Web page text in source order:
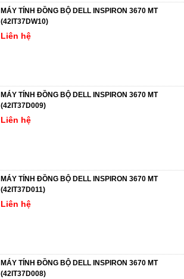
MÁY TÍNH ĐỒNG BỘ DELL INSPIRON 3670 MT
(42IT37DW10)
Liên hệ
MÁY TÍNH ĐỒNG BỘ DELL INSPIRON 3670 MT
(42IT37D009)
Liên hệ
MÁY TÍNH ĐỒNG BỘ DELL INSPIRON 3670 MT
(42IT37D011)
Liên hệ
MÁY TÍNH ĐỒNG BỘ DELL INSPIRON 3670 MT
(42IT37D008)